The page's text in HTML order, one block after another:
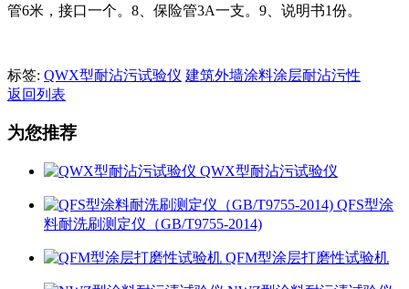
管6米，接口一个。8、保险管3A一支。9、说明书1份。
标签: QWX型耐沾污试验仪 建筑外墙涂料涂层耐沾污性
返回列表
为您推荐
QWX型耐沾污试验仪
QFS型涂
料耐洗刷测定仪（GB/T9755-2014)
QFM型涂层打磨性试验机